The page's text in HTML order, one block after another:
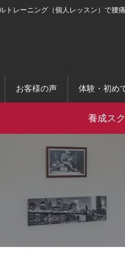
トレーニング（個人レッスン）で
お客様の声 体験・初め
養成ス